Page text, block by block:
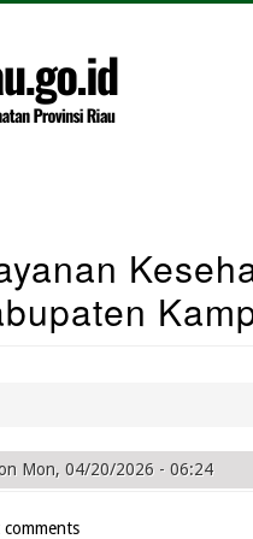
Mon, 04/20/2026 - 06:24